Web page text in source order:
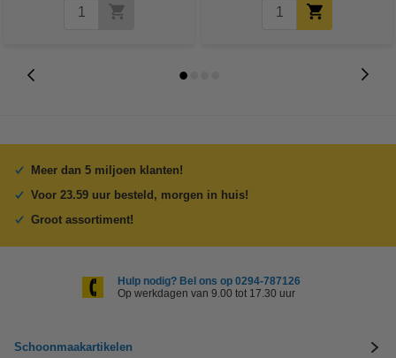
Meer dan 5 miljoen klanten!
Voor 23.59 uur besteld, morgen in huis!
Groot assortiment!
Hulp nodig? Bel ons op 0294-787126
Op werkdagen van 9.00 tot 17.30 uur
Schoonmaakartikelen